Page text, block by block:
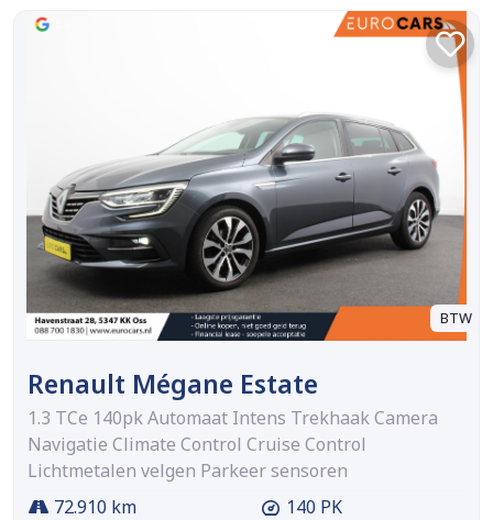
BTW
Renault Mégane Estate
1.3 TCe 140pk Automaat Intens Trekhaak Camera
Navigatie Climate Control Cruise Control
Lichtmetalen velgen Parkeer sensoren
72.910 km
140 PK